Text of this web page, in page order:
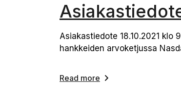
Asiakastiedote 18.10.2021
hankkeiden arvoketjussa
Read more